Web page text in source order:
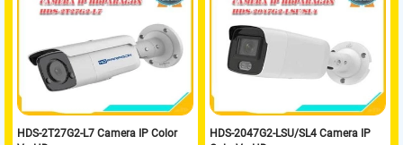
HDS-2T27G2-L7 Camera IP Color
HDS-2047G2-LSU/SL4 Camera IP